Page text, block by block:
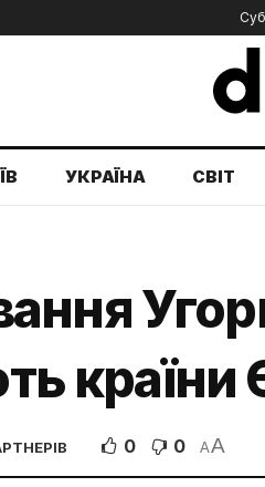
УКРАЇНА СВІТ
країни
0 0 AA